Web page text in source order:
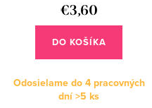
o
€3,60
DO KOŠÍKA
Odosielame do 4 pracovných
dní>5 ks